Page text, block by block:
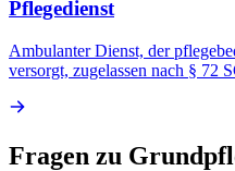
Pflegedienst
Ambulanter Dienst, der
versorgt, zugelassen nach § 72
Fragen zu